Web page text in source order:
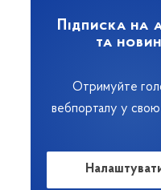
Підписка на
та
Отримуйте
вебпорталу у свою